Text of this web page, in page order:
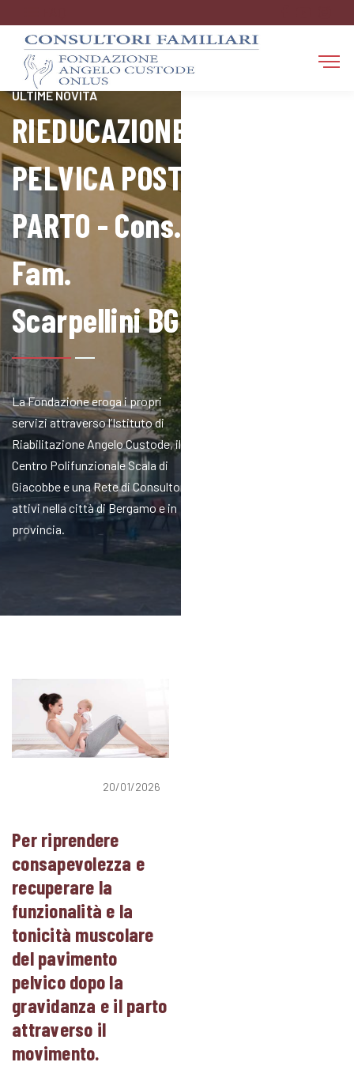
RESTA AGGIORNATO SULLE
ULTIME NOVITÀ
RIEDUCAZIONE
PELVICA POST
PARTO - Cons.
Fam.
Scarpellini BG
La Fondazione eroga i propri
servizi attraverso l’Istituto di
Riabilitazione Angelo Custode, il
Centro Polifunzionale Scala di
Giacobbe e una Rete di Consultori
attivi nella città di Bergamo e in
provincia.
20/01/2026
Per riprendere
consapevolezza e
recuperare la
funzionalità e la
tonicità muscolare
del pavimento
pelvico dopo la
gravidanza e il parto
attraverso il
movimento.